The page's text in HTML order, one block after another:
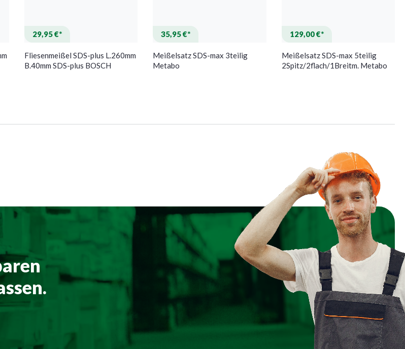
29,95 €*
Fliesenmeißel SDS-plus L.260mm
B.40mm SDS-plus BOSCH
35,95 €*
Meißelsatz SDS-max 3teilig
Metabo
129,00 €*
Meißelsatz SDS-max 5teilig
2Spitz/2flach/1Breitm. Metabo